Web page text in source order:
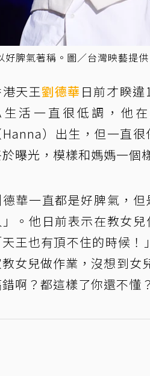
好脾氣著稱。圖／台灣映藝提供
天王劉德華 日前才睽
生活一直很低調，他
Hanna）出生，但一直
曝光，模樣和媽媽一個
德華一直都是好脾氣，
」。他日前表示在教女
天王也有頂不住的時候
教女兒做作業，沒想到女
啊？都這樣了你還不懂？